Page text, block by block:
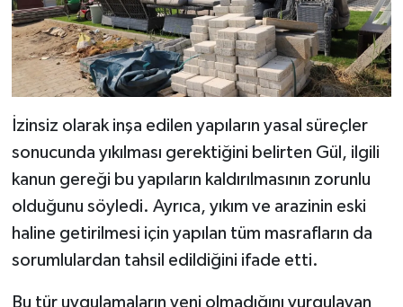
İzinsiz olarak inşa edilen yapıların yasal süreçler
sonucunda yıkılması gerektiğini belirten Gül, ilgili
kanun gereği bu yapıların kaldırılmasının zorunlu
olduğunu söyledi. Ayrıca, yıkım ve arazinin eski
haline getirilmesi için yapılan tüm masrafların da
sorumlulardan tahsil edildiğini ifade etti.
Bu tür uygulamaların yeni olmadığını vurgulayan